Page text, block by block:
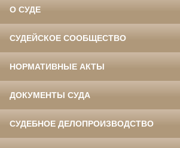
О СУДЕ
СУДЕЙСКОЕ СООБЩЕСТВО
НОРМАТИВНЫЕ АКТЫ
ДОКУМЕНТЫ СУДА
СУДЕБНОЕ ДЕЛОПРОИЗВОДСТВО